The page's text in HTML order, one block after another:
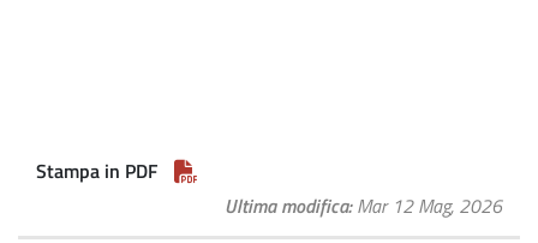
Stampa in PDF
Ultima modifica Mar 12 Mag, 2026